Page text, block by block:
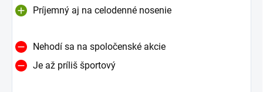
Príjemný aj na celodenné nosenie
Nehodí sa na spoločenské akcie
Je až príliš športový